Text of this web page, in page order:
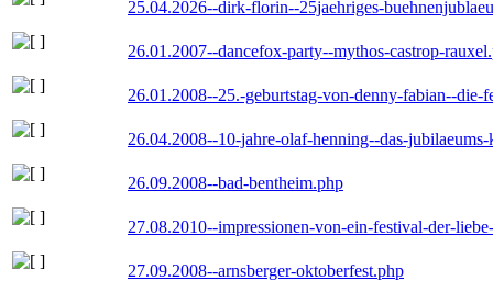
25.04.2026--dirk-florin--25jaehriges-
26.01.2007--dancefox-party--mythos-castrop-
26.01.2008--25.-geburtstag-von-denny-fabian--die-
26.04.2008--10-jahre-olaf-henning--das-
26.09.2008--bad-bentheim.php
27.08.2010--impressionen-von-ein-festival-der-
27.09.2008--arnsberger-oktoberfest.php